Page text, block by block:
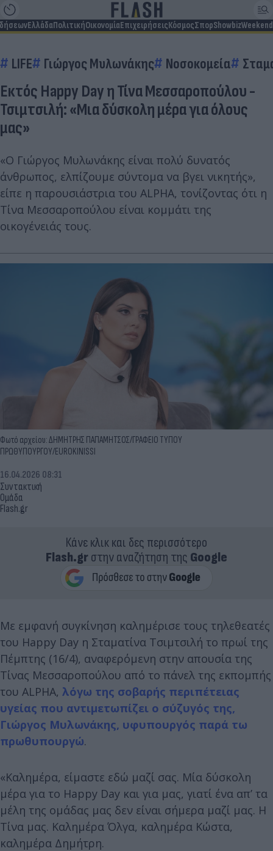
ΕλλάδαΠολιτικήΟικονομίαΕπιχειρήσειςΚόσμοςΣπορShowbizWeekend
LIFE Γιώργος Μυλωνάκης Νοσοκομεία
Εκτός Happy Day η Τίνα Μεσσαροπούλου -
Τσιμτσιλή: «Μια δύσκολη μέρα για όλους
μας»
«Ο Γιώργος Μυλωνάκης είναι πολύ δυνατός
άνθρωπος, ελπίζουμε σύντομα να βγει νικητής»,
είπε η παρουσιάστρια του ALPHA, τονίζοντας ότι η
Τίνα Μεσσαροπούλου είναι κομμάτι της
οικογένειάς τους.
Φωτό αρχείου: ΔΗΜΗΤΡΗΣ ΠΑΠΑΜΗΤΣΟΣ/ΓΡΑΦΕΙΟ ΤΥΠΟΥ
ΠΡΩΘΥΠΟΥΡΓΟΥ/EUROKINISSI
Συντακτική
Ομάδα
Flash.gr
16.04.2026 08:31
Κάνε κλικ και δες περισσότερο
Flash.grστην αναζήτηση της Google
Με εμφανή συγκίνηση καλημέρισε τους τηλεθεατές
του Happy Day η Σταματίνα Τσιμτσιλή το πρωί της
Πέμπτης (16/4), αναφερόμενη στην απουσία της
Τίνας Μεσσαροπούλου από το πάνελ της εκπομπής
του ALPHA, λόγω της σοβαρής περιπέτειας
υγείας που αντιμετωπίζει ο σύζυγός της,
Γιώργος Μυλωνάκης, υφυπουργός παρά τω
πρωθυπουργώ.
«Καλημέρα, είμαστε εδώ μαζί σας. Μία δύσκολη
μέρα για το Happy Day και για μας, γιατί ένα απ’ τα
μέλη της ομάδας μας δεν είναι σήμερα μαζί μας. Η
Τίνα μας. Καλημέρα Όλγα, καλημέρα Κώστα,
καλημέρα Δημήτρη.